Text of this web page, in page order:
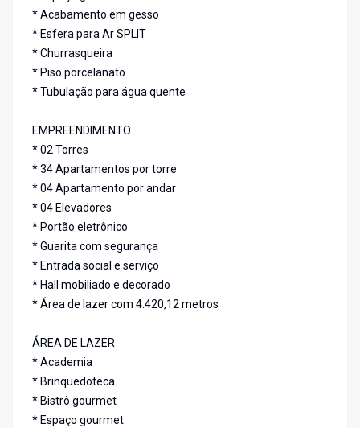
* Acabamento em gesso
* Esfera para Ar SPLIT
* Churrasqueira
* Piso porcelanato
* Tubulação para água quente
EMPREENDIMENTO
* 02 Torres
* 34 Apartamentos por torre
* 04 Apartamento por andar
* 04 Elevadores
* Portão eletrônico
* Guarita com segurança
* Entrada social e serviço
* Hall mobiliado e decorado
* Área de lazer com 4.420,12 metros
ÁREA DE LAZER
* Academia
* Brinquedoteca
* Bistrô gourmet
* Espaço gourmet